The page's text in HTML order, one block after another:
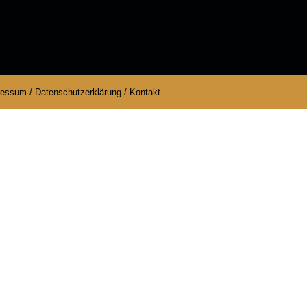
/ Datenschutzerklärung / Kontakt